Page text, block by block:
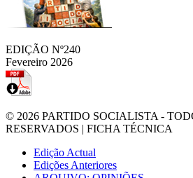
EDIÇÃO Nº240
Fevereiro 2026
© 2026 PARTIDO SOCIALISTA -
RESERVADOS | FICHA TÉCNICA
Edição Actual
Edições Anteriores